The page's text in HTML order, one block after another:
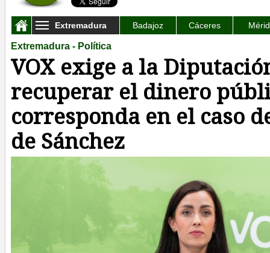
Extremadura Badajoz Cáceres
Extremadura - Política
VOX exige a la
recuperar el dinero
corresponda en el caso
de Sánchez